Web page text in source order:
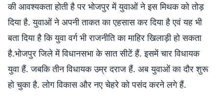
की आवश्यकता होती है पर भोजपुर में युवाओं ने इस मिथक को तोड़
दिया है. युवाओं ने अपनी ताकत का एहसास कर दिया है एवं यह भी
बता दिया है कि युवा वर्ग भी राजनीति का माहिर खिलाड़ी हो सकता
है.भोजपुर जिले में विधानसभा के सात सीटें हैं. इसमें चार विधायक
युवा हैं. जबकि तीन विधायक उम्र दराज हैं. अब युवाओं का दौर शुरू
हो चुका है. लोग विकास और नए चेहरे को पसंद करने लगे हैं.